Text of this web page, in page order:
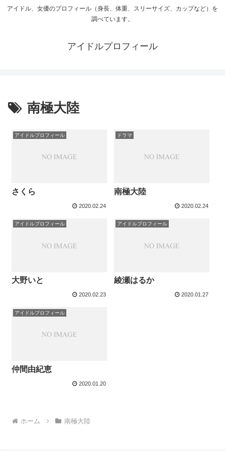
アイドル、女優のプロフィール（身長、体重、スリーサイズ、カップなど）を
調べています。
アイドルプロフィール
南極大陸
アイドルプロフィール
さくら
2020.02.24
ドラマ
南極大陸
2020.02.24
アイドルプロフィール
大野いと
2020.02.23
アイドルプロフィール
綾瀬はるか
2020.01.27
アイドルプロフィール
仲間由紀恵
2020.01.20
ホーム 南極大陸